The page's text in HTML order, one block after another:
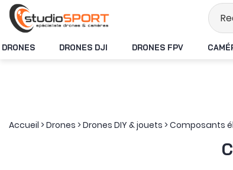
Stock en
DRONES DRONES DJI DRONES FPV
Accueil >Drones >Drones DIY & jouets >Composants